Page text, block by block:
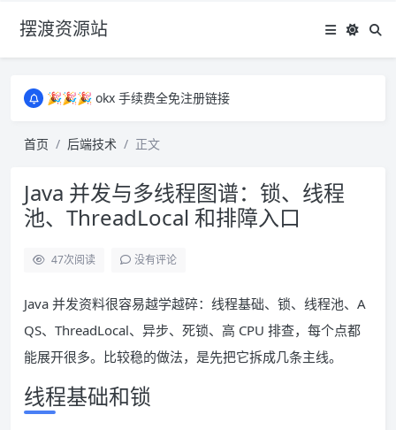
摆渡资源站
🎉🎉🎉 okx 手续费全免注册链接
所有资源均为免费网盘资源，资源失效请备注留言，感谢！
🎉🎉🎉 okx 手续费全免注册链接
首页 后端技术 正文
Java 并发与多线程图谱：锁、线程
池、ThreadLocal 和排障入口
47次阅读 没有评论
Java 并发资料很容易越学越碎：线程基础、锁、线程池、A
QS、ThreadLocal、异步、死锁、高 CPU 排查，每个点都
能展开很多。比较稳的做法，是先把它拆成几条主线。
线程基础和锁